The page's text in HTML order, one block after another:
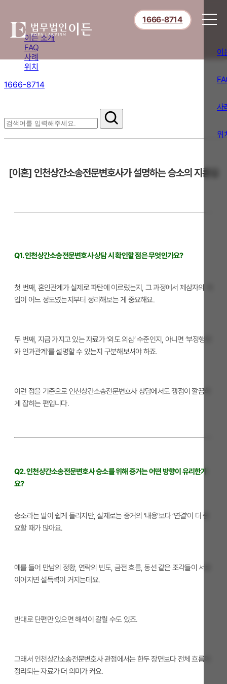
이든 소개
FAQ
사례
위치
1666-8714
1666-8714
이
사
위
[이혼] 인천상간소송전문변호사가 설명하는 승소의 지름길
Q1. 인천상간소송전문변호사 상담 시 확인할 점은 무엇인가요?
첫 번째, 혼인관계가 실제로 파탄에 이르렀는지, 그 과정에서 제삼자의 개
입이 어느 정도였는지부터 정리해보는 게 중요해요.
두 번째, 지금 가지고 있는 자료가 ‘외도 의심’ 수준인지, 아니면 ‘부정행위
와 인과관계’를 설명할 수 있는지 구분해보셔야 하죠.
이런 점을 기준으로 인천상간소송전문변호사 상담에서도 쟁점이 깔끔하
게 잡히는 편입니다.
Q2. 인천상간소송전문변호사 승소를 위해 증거는 어떤 방향이 유리한가
요?
승소라는 말이 쉽게 들리지만, 실제로는 증거의 ‘내용’보다 ‘연결’이 더 중
요할 때가 많아요.
예를 들어 만남의 정황, 연락의 빈도, 금전 흐름, 동선 같은 조각들이 서로
이어지면 설득력이 커지는데요.
반대로 단편만 있으면 해석이 갈릴 수도 있죠.
그래서 인천상간소송전문변호사 관점에서는 한두 장면보다 전체 흐름이
정리되는 자료가 더 의미가 커요.